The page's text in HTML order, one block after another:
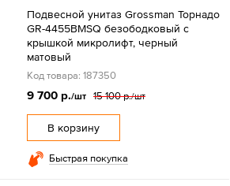
Подвесной унитаз Grossman Торнадо
GR-4455BMSQ безободковый с
крышкой микролифт, черный
матовый
Код товара: 187350
9 700 р./шт 15 100 р./шт
В корзину
Быстрая покупка